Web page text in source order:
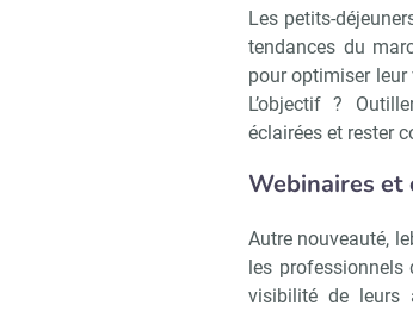
Les petits-
tendances du
pour optimiser
L’objectif ?
éclairées et rester
Webinaires et
Autre nouveauté,
les
visibilité de leurs